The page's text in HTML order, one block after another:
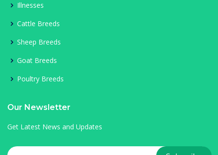
Illnesses
Cattle Breeds
Sheep Breeds
Goat Breeds
Poultry Breeds
Our Newsletter
Get Latest News and Updates